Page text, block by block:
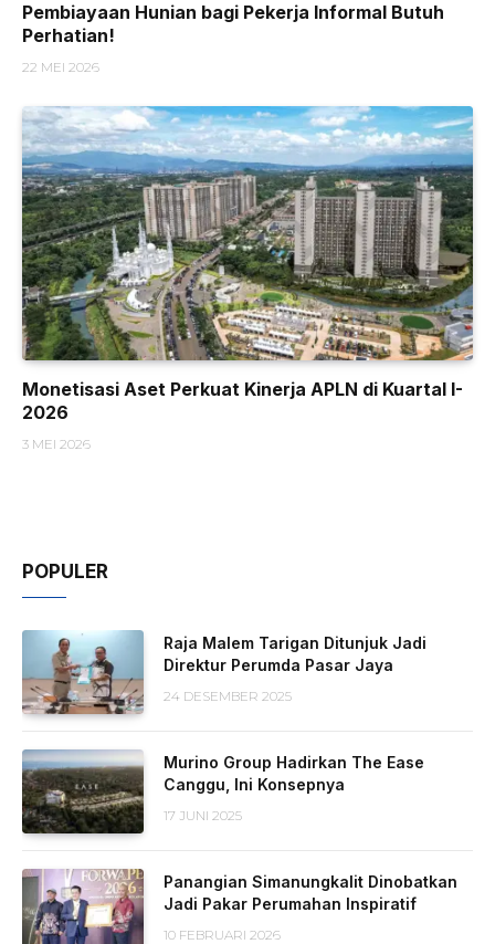
Pembiayaan Hunian bagi Pekerja Informal Butuh
Perhatian!
22 MEI 2026
Monetisasi Aset Perkuat Kinerja APLN di Kuartal I-
2026
3 MEI 2026
POPULER
Raja Malem Tarigan Ditunjuk Jadi
Direktur Perumda Pasar Jaya
24 DESEMBER 2025
Murino Group Hadirkan The Ease
Canggu, Ini Konsepnya
17 JUNI 2025
Panangian Simanungkalit Dinobatkan
Jadi Pakar Perumahan Inspiratif
10 FEBRUARI 2026